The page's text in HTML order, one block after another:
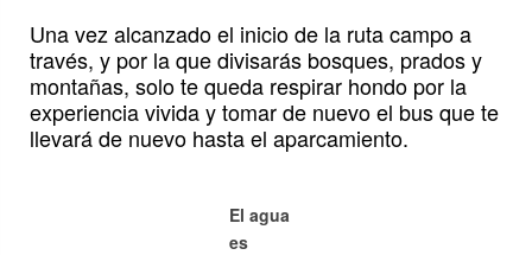
Una vez alcanzado el inicio de la ruta campo a
través, y por la que divisarás bosques, prados y
montañas, solo te queda respirar hondo por la
experiencia vivida y tomar de nuevo el bus que te
llevará de nuevo hasta el aparcamiento.
El agua
es